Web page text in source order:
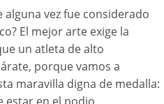
alguna vez fue considerado
El mejor arte exige la
un atleta de alto
porque vamos a
maravilla digna de medalla: